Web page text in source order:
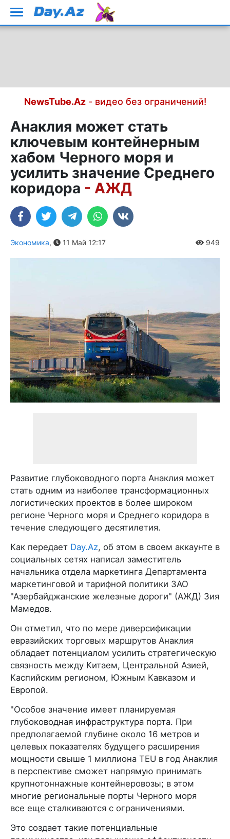
NewsTube.Az- видео без ограничений!
Анаклия может стать
ключевым контейнерным
хабом Черного моря и
усилить значение Среднего
коридора - АЖД
Экономика, 11 Май 12:17 949
Развитие глубоководного порта Анаклия может
стать одним из наиболее трансформационных
логистических проектов в более широком
регионе Черного моря и Среднего коридора в
течение следующего десятилетия.
Как передает Day.Az, об этом в своем аккаунте в
социальных сетях написал заместитель
начальника отдела маркетинга Департамента
маркетинговой и тарифной политики ЗАО
"Азербайджанские железные дороги" (АЖД) Зия
Мамедов.
Он отметил, что по мере диверсификации
евразийских торговых маршрутов Анаклия
обладает потенциалом усилить стратегическую
связность между Китаем, Центральной Азией,
Каспийским регионом, Южным Кавказом и
Европой.
"Особое значение имеет планируемая
глубоководная инфраструктура порта. При
предполагаемой глубине около 16 метров и
целевых показателях будущего расширения
мощности свыше 1 миллиона TEU в год Анаклия
в перспективе сможет напрямую принимать
крупнотоннажные контейнеровозы; в этом
многие региональные порты Черного моря
все еще сталкиваются с ограничениями.
Это создает такие потенциальные